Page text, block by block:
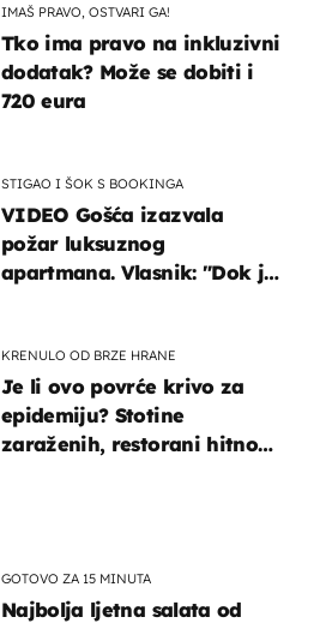
IMAŠ PRAVO, OSTVARI GA!
Tko ima pravo na inkluzivni
dodatak? Može se dobiti i
720 eura
STIGAO I ŠOK S BOOKINGA
VIDEO Gošća izazvala
požar luksuznog
apartmana. Vlasnik: "Dok je
KRENULO OD BRZE HRANE
Je li ovo povrće krivo za
epidemiju? Stotine
zaraženih, restorani hitno
GOTOVO ZA 15 MINUTA
Najbolja ljetna salata od